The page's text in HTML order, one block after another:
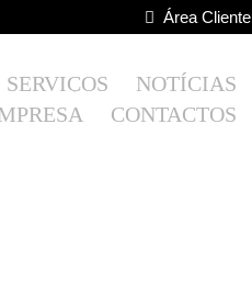
Área Cliente
SERVIÇOS
NOTÍCIAS
CONTACTOS